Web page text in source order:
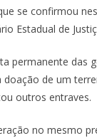
se confirmou
Estadual de
permanente das
doação de um
outros entraves.
no mesmo